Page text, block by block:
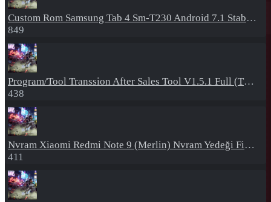
Custom Rom Samsung Tab 4 Sm-T230 Android 7.1 Stabil Eba Destekli Yazılım
849
Program/Tool Transsion After Sales Tool V1.5.1 Full (Tüm Mtk Işlemcili Cihazları Meta Moda Alma)
438
Nvram Xiaomi Redmi Note 9 (Merlin) Nvram Yedeği Fix Nv By Dft Pro
411